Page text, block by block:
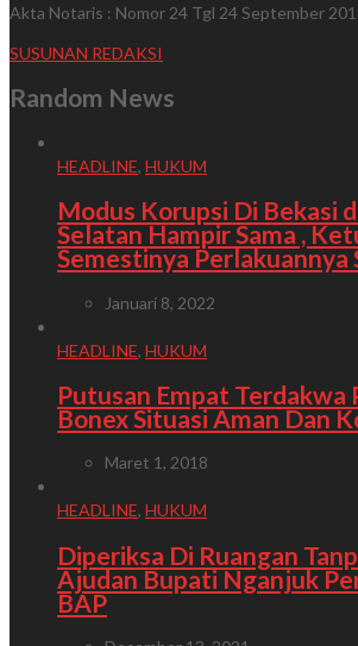
Akta Notaris : Nomor 24 Tgl 24 September
SUSUNAN REDAKSI
Random News
HEADLINE, HUKUM
Modus Korupsi Di Bekasi
Selatan Hampir Sama ,
Semestinya Perlakuannya
Januari 8, 2022
HEADLINE, HUKUM
Putusan Empat Terdakwa
Bonex Situasi Aman Dan
Maret 1, 2018
HEADLINE, HUKUM
Diperiksa Di Ruangan
Ajudan Bupati Nganjuk
BAP